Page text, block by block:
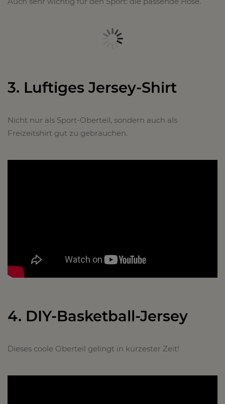
3. Luftiges Jersey-Shirt
Nicht nur als Sport-Oberteil, sondern auch als
Freizeitshirt gut zu gebrauchen.
4. DIY-Basketball-Jersey
Dieses coole Oberteil gelingt in kürzester Zeit!